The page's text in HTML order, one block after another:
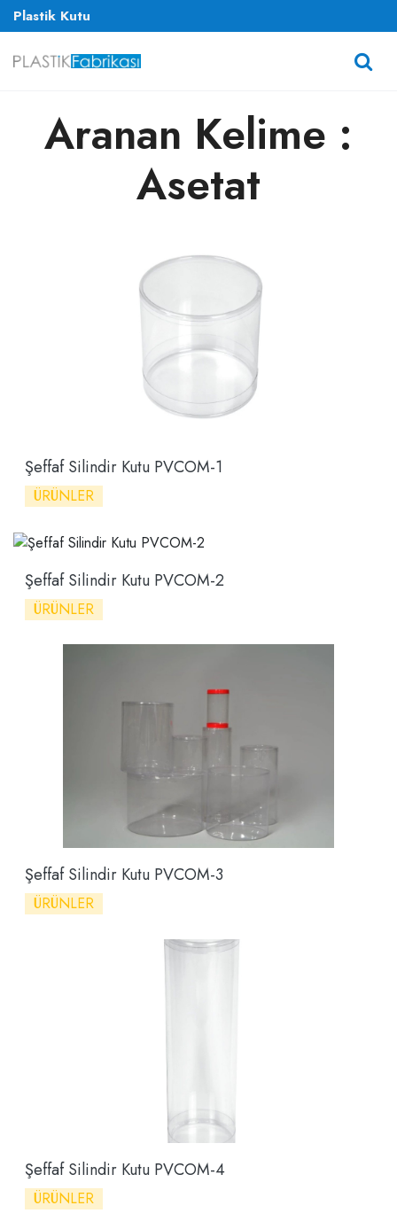
Plastik Kutu
Aranan Kelime :
Asetat
Şeffaf Silindir Kutu PVCOM-1
ÜRÜNLER
Şeffaf Silindir Kutu PVCOM-2
ÜRÜNLER
Şeffaf Silindir Kutu PVCOM-3
ÜRÜNLER
Şeffaf Silindir Kutu PVCOM-4
ÜRÜNLER